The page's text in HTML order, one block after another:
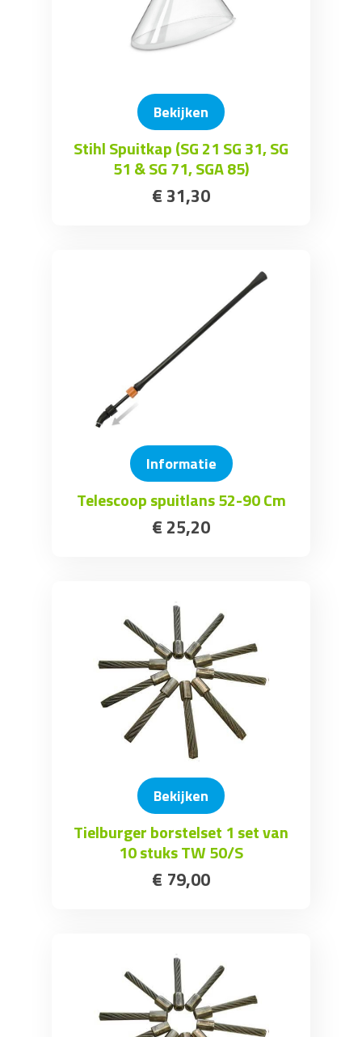
Bekijken
Stihl Spuitkap (SG 21 SG 31, SG
51 & SG 71, SGA 85)
€ 31,30
Informatie
Telescoop spuitlans 52-90 Cm
€ 25,20
Bekijken
Tielburger borstelset 1 set van
10 stuks TW 50/S
€ 79,00